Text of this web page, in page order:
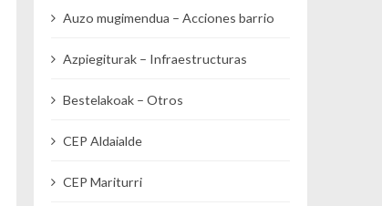
Auzo mugimendua – Acciones barrio
Azpiegiturak – Infraestructuras
Bestelakoak – Otros
CEP Aldaialde
CEP Mariturri